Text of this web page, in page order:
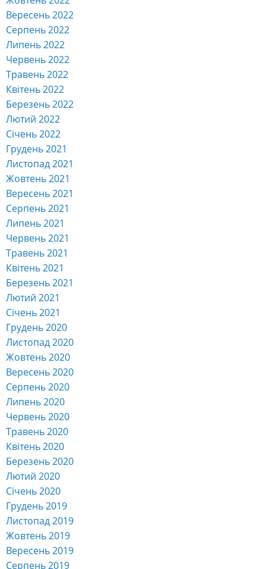
Вересень 2022
Серпень 2022
Липень 2022
Червень 2022
Травень 2022
Квітень 2022
Березень 2022
Лютий 2022
Січень 2022
Грудень 2021
Листопад 2021
Жовтень 2021
Вересень 2021
Серпень 2021
Липень 2021
Червень 2021
Травень 2021
Квітень 2021
Березень 2021
Лютий 2021
Січень 2021
Грудень 2020
Листопад 2020
Жовтень 2020
Вересень 2020
Серпень 2020
Липень 2020
Червень 2020
Травень 2020
Квітень 2020
Березень 2020
Лютий 2020
Січень 2020
Грудень 2019
Листопад 2019
Жовтень 2019
Вересень 2019
Серпень 2019